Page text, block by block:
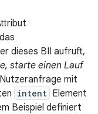
dieses BII aufruft,
starte einen Lauf
mit
intent Element
Beispiel definiert